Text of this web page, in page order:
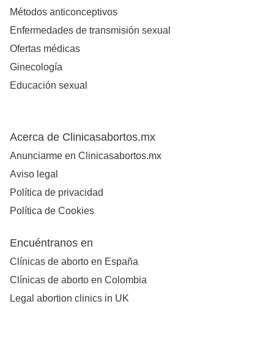
Métodos anticonceptivos
Enfermedades de transmisión sexual
Ofertas médicas
Ginecología
Educación sexual
Acerca de Clinicasabortos.mx
Anunciarme en Clinicasabortos.mx
Aviso legal
Política de privacidad
Política de Cookies
Encuéntranos en
Clínicas de aborto en España
Clínicas de aborto en Colombia
Legal abortion clinics in UK